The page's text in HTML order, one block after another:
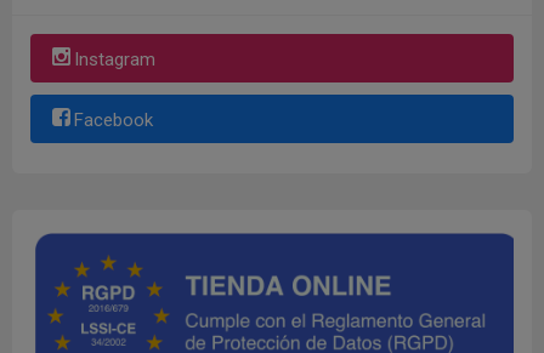
Instagram
Facebook